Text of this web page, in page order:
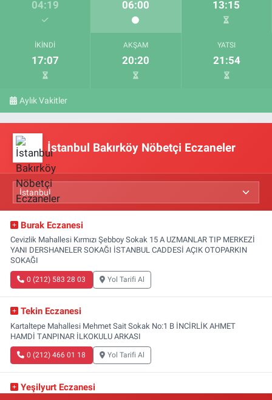
04:19 06:00 13:15
İKINDI
17:07
AKŞAM
20:20
YATSI
21:54
Aylık Vakitler
İstanbul Bakırköy Nöbetçi Eczaneler
Burak Eczanesi
Cevizlik Mahallesi Kırmızı Şebboy Sokak 15 A UZMANLAR TIP MERKEZİ
YANI DERSHANELER SOKAĞI İSTANBUL CADDESİ AÇIK OTOPARKIN
SOKAĞI
0 (212) 583 28 03 Yol Tarifi Al
Tekin Eczanesi
Kartaltepe Mahallesi Mehmet Sait Sokak No:1 B İNCİRLİK AHMET
HAMDİ TANPINAR İLKOKULU ARKASI
0 (212) 466 01 18 Yol Tarifi Al
Yeşilyurt Eczanesi